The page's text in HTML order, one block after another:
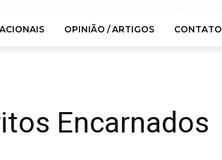
OPINIÃO / ARTIGOS CONTATO
Encarnados